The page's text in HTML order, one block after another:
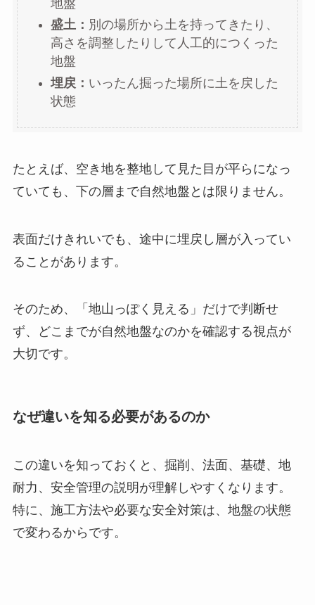
地盤
盛土： 別の場所から土を持ってきたり、
高さを調整したりして人工的につくった
地盤
埋戻： いったん掘った場所に土を戻した
状態
たとえば、空き地を整地して見た目が平らになっ
ていても、下の層まで自然地盤とは限りません。
表面だけきれいでも、途中に埋戻し層が入ってい
ることがあります。
そのため、「地山っぽく見える」だけで判断せ
ず、どこまでが自然地盤なのかを確認する視点が
大切です。
なぜ違いを知る必要があるのか
この違いを知っておくと、掘削、法面、基礎、地
耐力、安全管理の説明が理解しやすくなります。
特に、施工方法や必要な安全対策は、地盤の状態
で変わるからです。